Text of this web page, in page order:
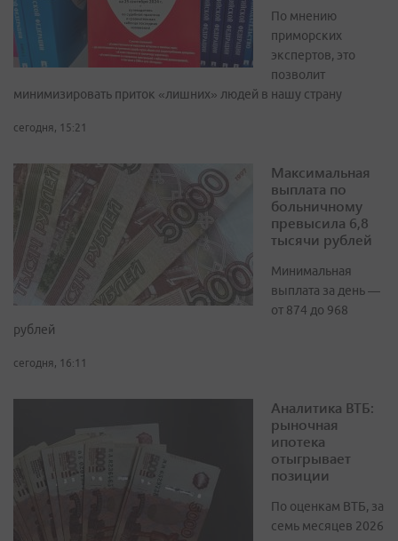
По мнению
приморских
экспертов, это
позволит
минимизировать приток «лишних» людей в нашу страну
сегодня, 15:21
Максимальная
выплата по
больничному
превысила 6,8
тысячи рублей
Минимальная
выплата за день —
от 874 до 968
рублей
сегодня, 16:11
Аналитика ВТБ:
рыночная
ипотека
отыгрывает
позиции
По оценкам ВТБ, за
семь месяцев 2026